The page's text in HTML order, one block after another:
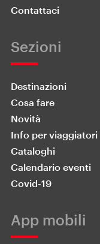
Contattaci
Sezioni
Destinazioni
Cosa fare
Novità
Info per viaggiatori
Cataloghi
Calendario eventi
Covid-19
App mobili